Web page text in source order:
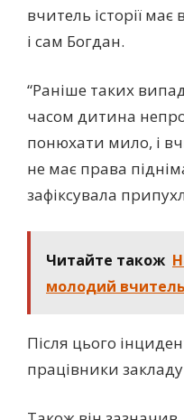
вчитель історії
і сам Богдан.
“Раніше таких
часом дитина
понюхати мило, і
не має права
зафіксувала
Читайте також
молодий вчитель
Після цього
працівники